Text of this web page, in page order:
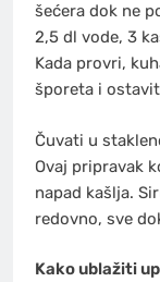
šećera dok ne
2,5 dl vode, 3
Kada provri,
šporeta i
Čuvati u
Ovaj pripravak
napad kašlja.
redovno, sve
Kako ublažiti